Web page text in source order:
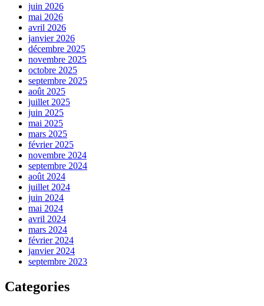
juin 2026
mai 2026
avril 2026
janvier 2026
décembre 2025
novembre 2025
octobre 2025
septembre 2025
août 2025
juillet 2025
juin 2025
mai 2025
mars 2025
février 2025
novembre 2024
septembre 2024
août 2024
juillet 2024
juin 2024
mai 2024
avril 2024
mars 2024
février 2024
janvier 2024
septembre 2023
Categories